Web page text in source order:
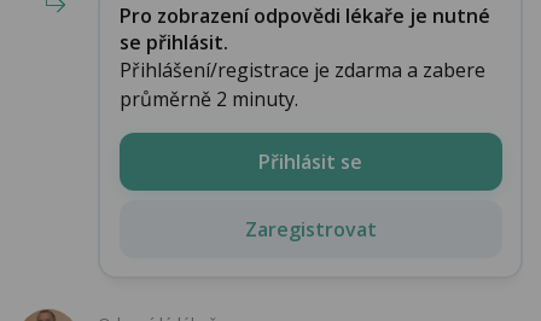
Pro zobrazení odpovědi lékaře je nutné
se přihlásit.
Přihlášení/registrace je zdarma a zabere
průměrně 2 minuty.
Přihlásit se
Zaregistrovat